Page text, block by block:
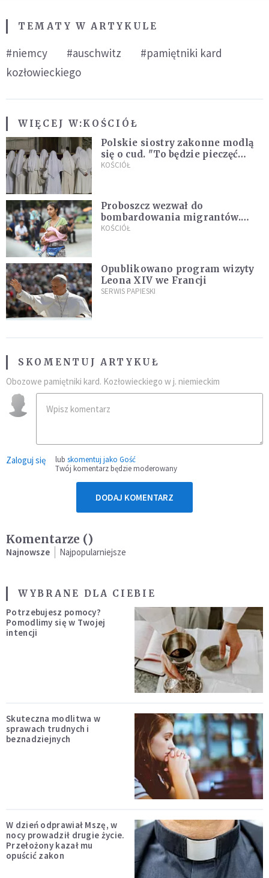
TEMATY W ARTYKULE
#niemcy #auschwitz
#pamiętniki kard
kozłowieckiego
WIĘCEJ W:KOŚCIÓŁ
Polskie siostry zakonne modlą
się o cud. "To będzie pieczęć
Pana Boga dla naszej wiary"
KOŚCIÓŁ
Proboszcz wezwał do
bombardowania migrantów.
"Masowy ogień przeciwko
KOŚCIÓŁ
Opublikowano program wizyty
Leona XIV we Francji
SERWIS PAPIESKI
SKOMENTUJ ARTYKUŁ
Obozowe pamiętniki kard. Kozłowieckiego w j. niemieckim
Zaloguj się lub skomentuj jako Gość
Twój komentarz będzie moderowany
DODAJ KOMENTARZ
Komentarze ()
Najnowsze Najpopularniejsze
WYBRANE DLA CIEBIE
Potrzebujesz pomocy?
Pomodlimy się w Twojej
intencji
Skuteczna modlitwa w
sprawach trudnych i
beznadziejnych
W dzień odprawiał Mszę, w
nocy prowadził drugie życie.
Przełożony kazał mu
opuścić zakon